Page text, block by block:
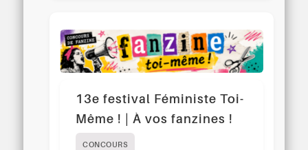
13e festival Féministe Toi-
Même ! | À vos fanzines !
CONCOURS